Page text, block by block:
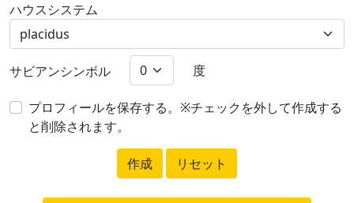
ハウスシステム
サビアンシンボル 度
プロフィールを保存する。※チェックを外して作成する
と削除されます。